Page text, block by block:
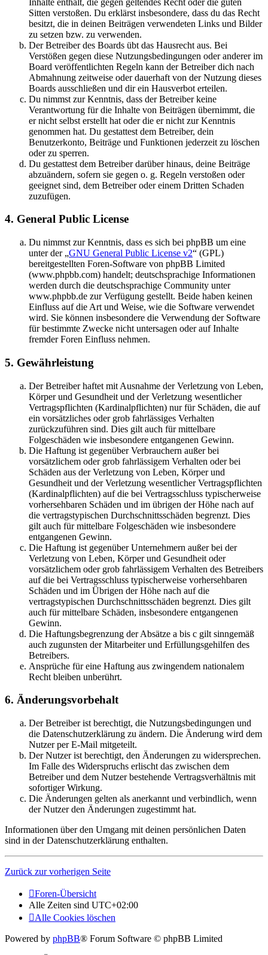
Sitten verstoßen. Du erklärst insbesondere, dass du das Recht
besitzt, die in deinen Beiträgen verwendeten Links und Bilder
zu setzen bzw. zu verwenden.
Der Betreiber des Boards übt das Hausrecht aus. Bei
Verstößen gegen diese Nutzungsbedingungen oder anderer im
Board veröffentlichten Regeln kann der Betreiber dich nach
Abmahnung zeitweise oder dauerhaft von der Nutzung dieses
Boards ausschließen und dir ein Hausverbot erteilen.
Du nimmst zur Kenntnis, dass der Betreiber keine
Verantwortung für die Inhalte von Beiträgen übernimmt, die
er nicht selbst erstellt hat oder die er nicht zur Kenntnis
genommen hat. Du gestattest dem Betreiber, dein
Benutzerkonto, Beiträge und Funktionen jederzeit zu löschen
oder zu sperren.
Du gestattest dem Betreiber darüber hinaus, deine Beiträge
abzuändern, sofern sie gegen o. g. Regeln verstoßen oder
geeignet sind, dem Betreiber oder einem Dritten Schaden
zuzufügen.
4. General Public License
Du nimmst zur Kenntnis, dass es sich bei phpBB um eine
unter der „GNU General Public License v2“ (GPL)
bereitgestellten Foren-Software von phpBB Limited
(www.phpbb.com) handelt; deutschsprachige Informationen
werden durch die deutschsprachige Community unter
www.phpbb.de zur Verfügung gestellt. Beide haben keinen
Einfluss auf die Art und Weise, wie die Software verwendet
wird. Sie können insbesondere die Verwendung der Software
für bestimmte Zwecke nicht untersagen oder auf Inhalte
fremder Foren Einfluss nehmen.
5. Gewährleistung
Der Betreiber haftet mit Ausnahme der Verletzung von Leben,
Körper und Gesundheit und der Verletzung wesentlicher
Vertragspflichten (Kardinalpflichten) nur für Schäden, die auf
ein vorsätzliches oder grob fahrlässiges Verhalten
zurückzuführen sind. Dies gilt auch für mittelbare
Folgeschäden wie insbesondere entgangenen Gewinn.
Die Haftung ist gegenüber Verbrauchern außer bei
vorsätzlichem oder grob fahrlässigem Verhalten oder bei
Schäden aus der Verletzung von Leben, Körper und
Gesundheit und der Verletzung wesentlicher Vertragspflichten
(Kardinalpflichten) auf die bei Vertragsschluss typischerweise
vorhersehbaren Schäden und im übrigen der Höhe nach auf
die vertragstypischen Durchschnittsschäden begrenzt. Dies
gilt auch für mittelbare Folgeschäden wie insbesondere
entgangenen Gewinn.
Die Haftung ist gegenüber Unternehmern außer bei der
Verletzung von Leben, Körper und Gesundheit oder
vorsätzlichem oder grob fahrlässigem Verhalten des Betreibers
auf die bei Vertragsschluss typischerweise vorhersehbaren
Schäden und im Übrigen der Höhe nach auf die
vertragstypischen Durchschnittsschäden begrenzt. Dies gilt
auch für mittelbare Schäden, insbesondere entgangenen
Gewinn.
Die Haftungsbegrenzung der Absätze a bis c gilt sinngemäß
auch zugunsten der Mitarbeiter und Erfüllungsgehilfen des
Betreibers.
Ansprüche für eine Haftung aus zwingendem nationalem
Recht bleiben unberührt.
6. Änderungsvorbehalt
Der Betreiber ist berechtigt, die Nutzungsbedingungen und
die Datenschutzerklärung zu ändern. Die Änderung wird dem
Nutzer per E-Mail mitgeteilt.
Der Nutzer ist berechtigt, den Änderungen zu widersprechen.
Im Falle des Widerspruchs erlischt das zwischen dem
Betreiber und dem Nutzer bestehende Vertragsverhältnis mit
sofortiger Wirkung.
Die Änderungen gelten als anerkannt und verbindlich, wenn
der Nutzer den Änderungen zugestimmt hat.
Informationen über den Umgang mit deinen persönlichen Daten
sind in der Datenschutzerklärung enthalten.
Zurück zur vorherigen Seite
Foren-Übersicht
Alle Zeiten sind UTC+02:00
Alle Cookies löschen
Powered by phpBB® Forum Software © phpBB Limited